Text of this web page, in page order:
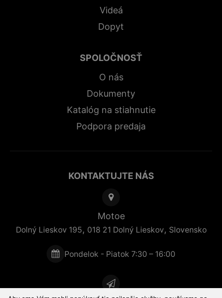
Videá
Dopyt
SPOLOČNOSŤ
O nás
Dokumenty
Katalóg na stiahnutie
Podpora predaja
KONTAKTUJTE NÁS
Motoe
Dolný Lieskov 195, 018 21 Dolný Lieskov, Slovensko
Pondelok - Piatok 7:30 – 16:00